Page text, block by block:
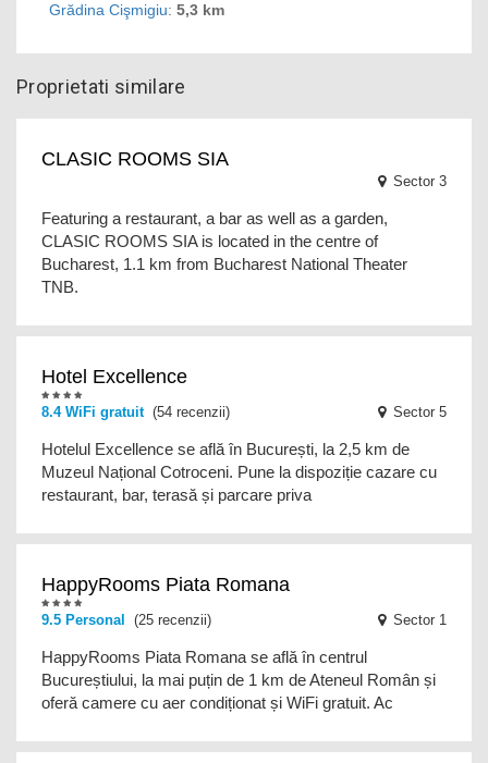
Grădina Cişmigiu: 5,3 km
Proprietati similare
CLASIC ROOMS SIA
Sector 3
Featuring a restaurant, a bar as well as a garden,
CLASIC ROOMS SIA is located in the centre of
Bucharest, 1.1 km from Bucharest National Theater
TNB.
Hotel Excellence
8.4 WiFi gratuit(54 recenzii) Sector 5
Hotelul Excellence se află în București, la 2,5 km de
Muzeul Național Cotroceni. Pune la dispoziție cazare cu
restaurant, bar, terasă și parcare priva
HappyRooms Piata Romana
9.5 Personal (25 recenzii) Sector 1
HappyRooms Piata Romana se află în centrul
Bucureștiului, la mai puțin de 1 km de Ateneul Român și
oferă camere cu aer condiționat și WiFi gratuit. Ac